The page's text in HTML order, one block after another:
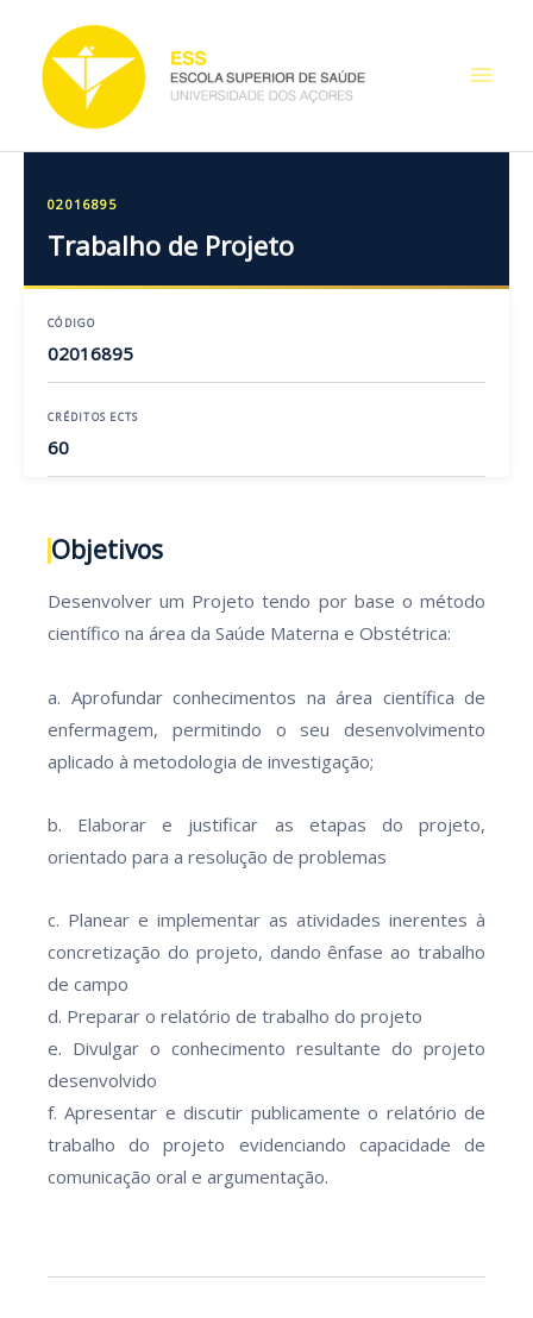
content
02016895
Trabalho de Projeto
CÓDIGO
02016895
CRÉDITOS ECTS
60
Objetivos
Desenvolver um Projeto tendo por base o método
científico na área da Saúde Materna e Obstétrica:
a. Aprofundar conhecimentos na área científica de
enfermagem, permitindo o seu desenvolvimento
aplicado à metodologia de investigação;
b. Elaborar e justificar as etapas do projeto,
orientado para a resolução de problemas
c. Planear e implementar as atividades inerentes à
concretização do projeto, dando ênfase ao trabalho
de campo
d. Preparar o relatório de trabalho do projeto
e. Divulgar o conhecimento resultante do projeto
desenvolvido
f. Apresentar e discutir publicamente o relatório de
trabalho do projeto evidenciando capacidade de
comunicação oral e argumentação.